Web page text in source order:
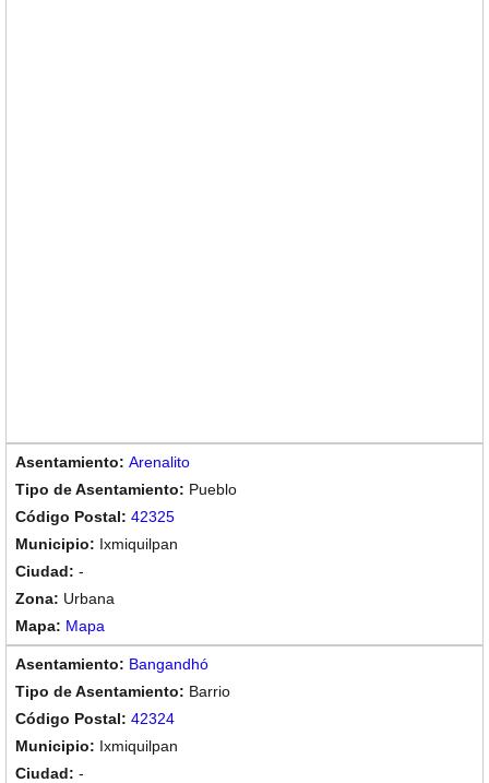
Arenalito
Pueblo
42325
Ixmiquilpan
-
Urbana
Mapa
Bangandhó
Barrio
42324
Ixmiquilpan
-